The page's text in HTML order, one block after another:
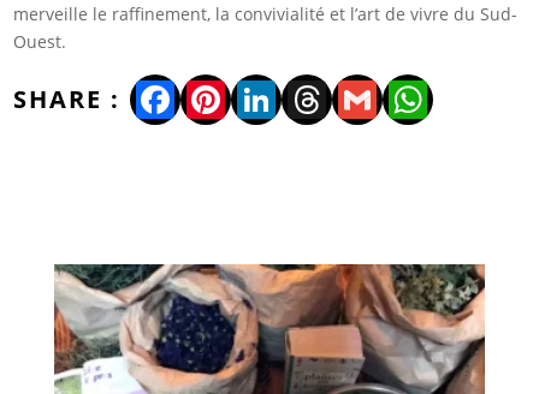
merveille le raffinement, la convivialité et l’art de vivre du Sud-
Ouest.
Facebook
Pinterest
LinkedIn
Threads
Gmail